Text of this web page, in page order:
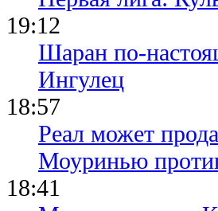
19:12
Шаран по-
Ингулец
18:57
Реал может
Моуринью
18:41